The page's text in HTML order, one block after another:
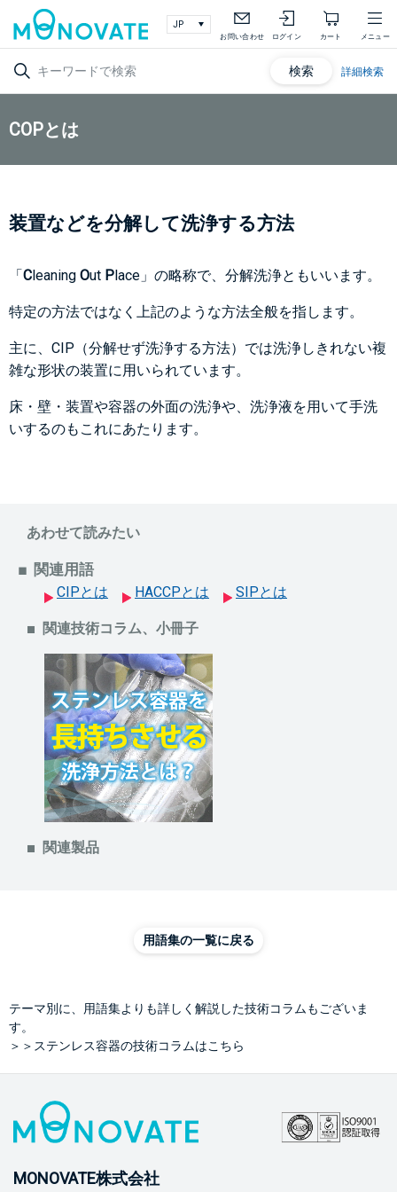
お問い合わせ ログイン カート メニュー
検索 詳細検索
COPとは
装置などを分解して洗浄する方法
「Cleaning Out Place」の略称で、分解洗浄ともいいます。
特定の方法ではなく上記のような方法全般を指します。
主に、CIP（分解せず洗浄する方法）では洗浄しきれない複
雑な形状の装置に用いられています。
床・壁・装置や容器の外面の洗浄や、洗浄液を用いて手洗
いするのもこれにあたります。
あわせて読みたい
関連用語
CIPとは HACCPとは SIPとは
関連技術コラム、小冊子
関連製品
用語集の一覧に戻る
テーマ別に、用語集よりも詳しく解説した技術コラムもございま
す。
＞＞ステンレス容器の技術コラムはこちら
MONOVATE株式会社